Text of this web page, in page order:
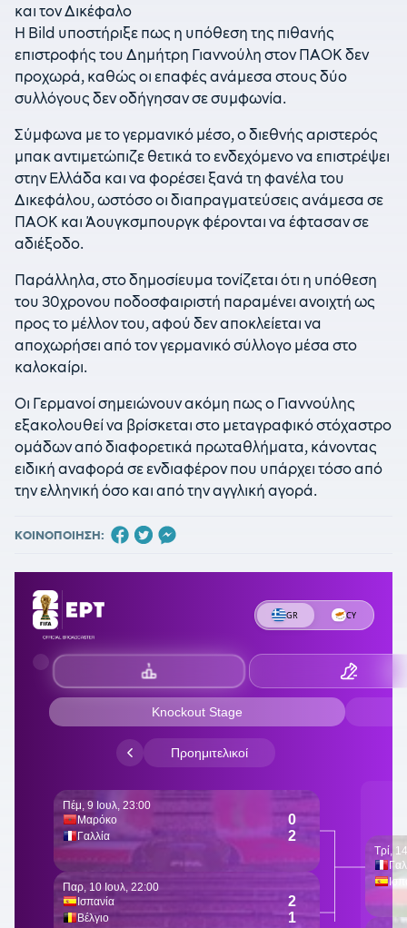
και τον Δικέφαλο
Η Bild υποστήριξε πως η υπόθεση της πιθανής
επιστροφής του Δημήτρη Γιαννούλη στον ΠΑΟΚ δεν
προχωρά, καθώς οι επαφές ανάμεσα στους δύο
συλλόγους δεν οδήγησαν σε συμφωνία.
Σύμφωνα με το γερμανικό μέσο, ο διεθνής αριστερός
μπακ αντιμετώπιζε θετικά το ενδεχόμενο να επιστρέψει
στην Ελλάδα και να φορέσει ξανά τη φανέλα του
Δικεφάλου, ωστόσο οι διαπραγματεύσεις ανάμεσα σε
ΠΑΟΚ και Άουγκσμπουργκ φέρονται να έφτασαν σε
αδιέξοδο.
Παράλληλα, στο δημοσίευμα τονίζεται ότι η υπόθεση
του 30χρονου ποδοσφαιριστή παραμένει ανοιχτή ως
προς το μέλλον του, αφού δεν αποκλείεται να
αποχωρήσει από τον γερμανικό σύλλογο μέσα στο
καλοκαίρι.
Οι Γερμανοί σημειώνουν ακόμη πως ο Γιαννούλης
εξακολουθεί να βρίσκεται στο μεταγραφικό στόχαστρο
ομάδων από διαφορετικά πρωταθλήματα, κάνοντας
ειδική αναφορά σε ενδιαφέρον που υπάρχει τόσο από
την ελληνική όσο και από την αγγλική αγορά.
ΚΟΙΝΟΠΟΙΗΣΗ: